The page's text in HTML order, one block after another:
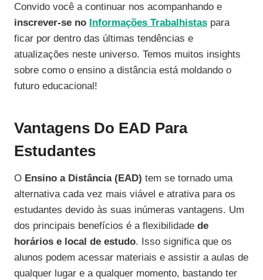
Convido você a continuar nos acompanhando e
inscrever-se no Informações Trabalhistas para
ficar por dentro das últimas tendências e
atualizações neste universo. Temos muitos insights
sobre como o ensino a distância está moldando o
futuro educacional!
Vantagens Do EAD Para
Estudantes
O Ensino a Distância (EAD) tem se tornado uma
alternativa cada vez mais viável e atrativa para os
estudantes devido às suas inúmeras vantagens. Um
dos principais benefícios é a flexibilidade de
horários e local de estudo. Isso significa que os
alunos podem acessar materiais e assistir a aulas de
qualquer lugar e a qualquer momento, bastando ter